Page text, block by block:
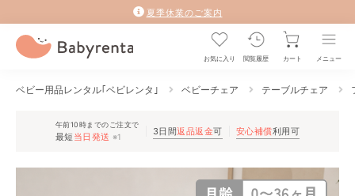
夏季休業のご案内
お気に入り 閲覧履歴 カート メニュー
ベビー用品レンタル｢ベビレンタ｣ ベビーチェア テーブルチェア
午前10時までのご注文で
最短 当日発送 ※1 3日間返品返金可 安心補償利用可